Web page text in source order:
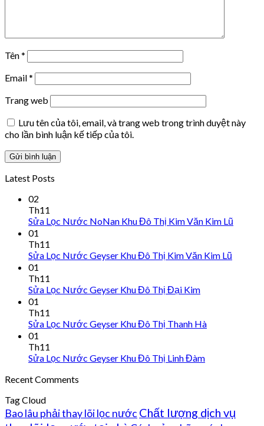
Tên*
Email*
Trang web
Lưu tên của tôi, email, và trang web trong trình duyệt này
cho lần bình luận kế tiếp của tôi.
Latest Posts
02
Th11
Sửa Lọc Nước NoNan Khu Đô Thị Kim Văn Kim Lũ
01
Th11
Sửa Lọc Nước Geyser Khu Đô Thị Kim Văn Kim Lũ
01
Th11
Sửa Lọc Nước Geyser Khu Đô Thị Đại Kim
01
Th11
Sửa Lọc Nước Geyser Khu Đô Thị Thanh Hà
01
Th11
Sửa Lọc Nước Geyser Khu Đô Thị Linh Đàm
Recent Comments
Tag Cloud
Bao lâu phải thay lõi lọc nước Chất lượng dịch vụ